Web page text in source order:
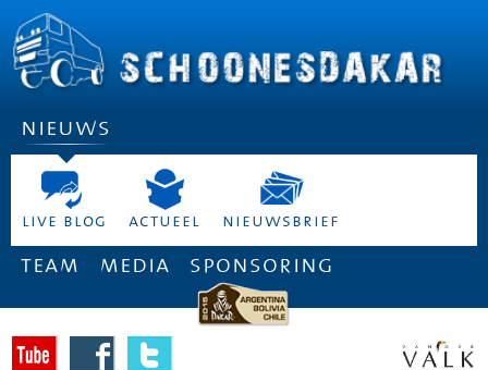
nieuws
live blog actueel nieuwsbrief
team media sponsoring